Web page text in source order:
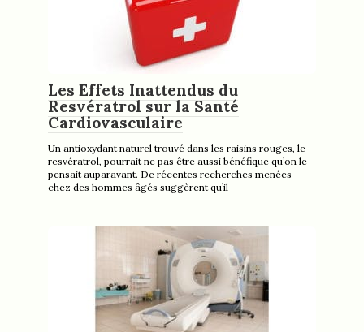
Les Effets Inattendus du
Resvératrol sur la Santé
Cardiovasculaire
Un antioxydant naturel trouvé dans les raisins rouges, le
resvératrol, pourrait ne pas être aussi bénéfique qu’on le
pensait auparavant. De récentes recherches menées
chez des hommes âgés suggèrent qu’il